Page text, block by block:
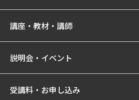
講座・教材・講師
説明会・イベント
受講料・お申し込み